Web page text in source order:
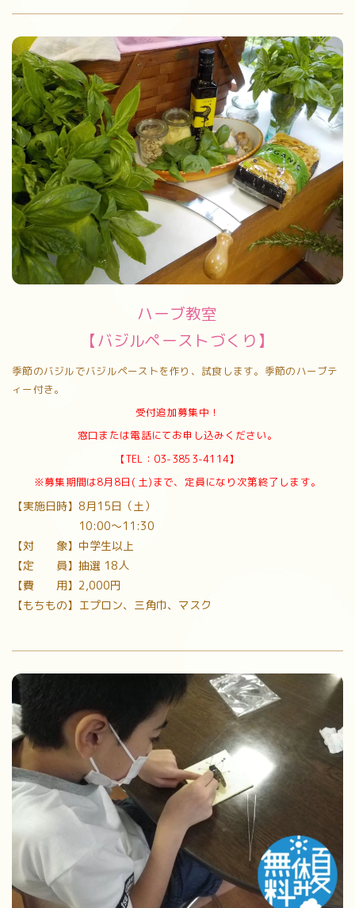
ハーブ教室
【バジルペーストづくり】
季節のバジルでバジルペーストを作り、試食します。季節のハーブテ
ィー付き。
受付追加募集中！
窓口または電話にてお申し込みください。
【TEL：03-3853-4114】
※募集期間は8月8日( 土)まで、定員になり次第終了します。
【実施日時】8月15日（土）
10:00〜11:30
【対 象】中学生以上
【定 員】抽選 18人
【費 用】2,000円
【もちもの】エプロン、三角巾、マスク